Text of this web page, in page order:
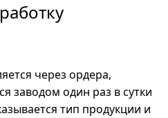
через ордера,
заводом один раз в сутки
тип продукции и